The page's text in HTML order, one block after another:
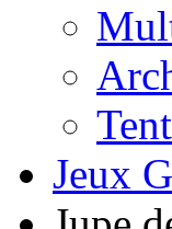
Jeux